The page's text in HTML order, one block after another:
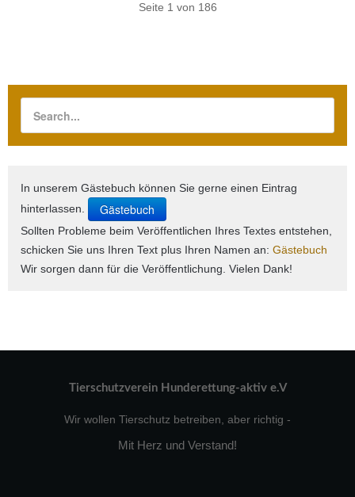
Seite 1 von 186
In unserem Gästebuch können Sie gerne einen Eintrag
hinterlassen.
Gästebuch
Sollten Probleme beim Veröffentlichen Ihres Textes entstehen,
schicken Sie uns Ihren Text plus Ihren Namen an: Gästebuch
Wir sorgen dann für die Veröffentlichung. Vielen Dank!
Tierschutzverein Hunderettung-aktiv e.V
Wir wollen Tierschutz betreiben, aber richtig -
Mit Herz und Verstand!